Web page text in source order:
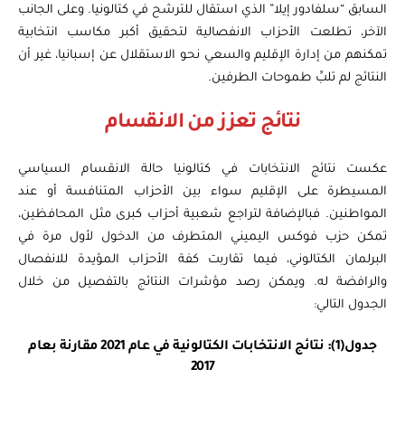
السابق “سلفادور إيلا” الذي استقال للترشح في كتالونيا. وعلى الجانب
الآخر، تطلعت الأحزاب الانفصالية لتحقيق أكبر مكاسب انتخابية
تمكنهم من إدارة الإقليم والسعي نحو الاستقلال عن إسبانيا، غير أن
النتائج لم تلبِّ طموحات الطرفين.
نتائج تعزز من الانقسام
عكست نتائج الانتخابات في كتالونيا حالة الانقسام السياسي
المسيطرة على الإقليم سواء بين الأحزاب المتنافسة أو عند
المواطنين. فبالإضافة لتراجع شعبية أحزاب كبرى مثل المحافظين،
تمكن حزب فوكس اليميني المتطرف من الدخول لأول مرة في
البرلمان الكتالوني، فيما تقاربت كفة الأحزاب المؤيدة للانفصال
والرافضة له. ويمكن رصد مؤشرات النتائج بالتفصيل من خلال
الجدول التالي:
جدول(1): نتائج الانتخابات الكتالونية في عام 2021 مقارنة بعام
2017